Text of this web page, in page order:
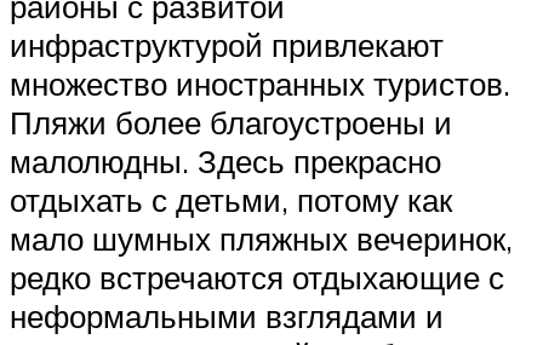
инфраструктурой привлекают
множество иностранных туристов.
Пляжи более благоустроены и
малолюдны. Здесь прекрасно
отдыхать с детьми, потому как
мало шумных пляжных вечеринок,
редко встречаются отдыхающие с
неформальными взглядами и